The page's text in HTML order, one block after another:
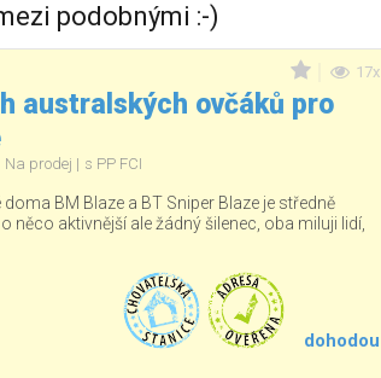
podobnými :-)
17x
australských ovčáků pro
Na prodej s PP FCI
BM Blaze a BT Sniper Blaze je středně
něco aktivnější ale žádný šilenec, oba miluji lidí,
dohodou